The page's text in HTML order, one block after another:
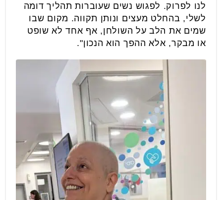
לנו לפרוק. לפגוש נשים שעוברות תהליך דומה
לשלי, בהחלט מעצים ונותן תקווה. מקום שבו
שמים את הלב על השולחן, אף אחד לא שופט
או מבקר, אלא ההפך הוא הנכון".